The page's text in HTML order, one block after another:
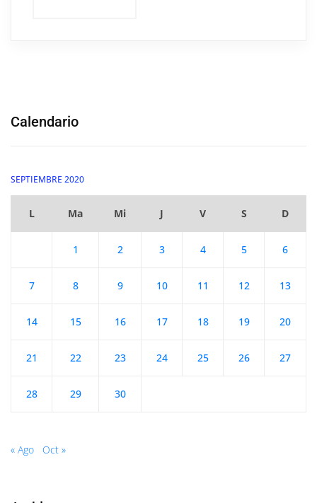
Calendario
SEPTIEMBRE 2020
L Ma Mi J V S D
1 2 3 4 5 6
7 8 9 10 11 12 13
14 15 16 17 18 19 20
21 22 23 24 25 26 27
28 29 30
« Ago Oct »